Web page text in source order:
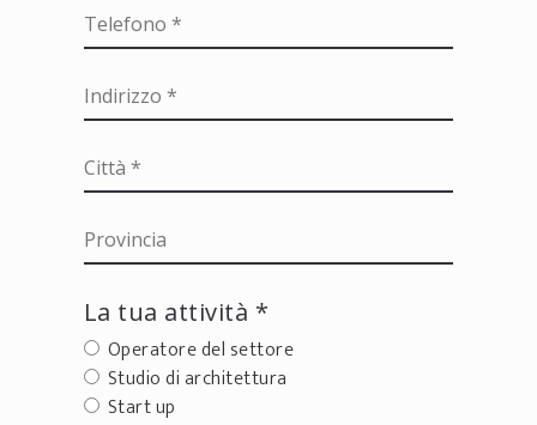
La tua attività *
Operatore del settore
Studio di architettura
Start up